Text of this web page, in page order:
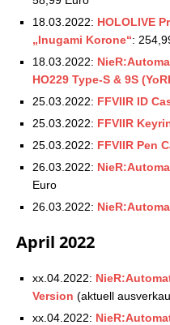
18.03.2022: HOLOLIVE
„Inugami Korone“:
18.03.2022:
HO229 Type-S & 9S
25.03.2022: FFVIIR ID
25.03.2022: FFVIIR
25.03.2022: FFVIIR Pen
26.03.2022:
Euro
26.03.2022:
April 2022
xx.04.2022:
Version (aktuell
xx.04.2022: